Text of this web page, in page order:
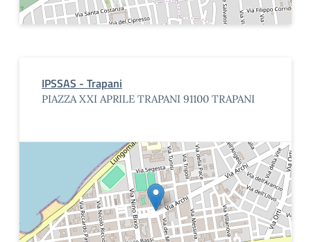
IPSSAS - Trapani
PIAZZA XXI APRILE TRAPANI 91100 TRAPANI